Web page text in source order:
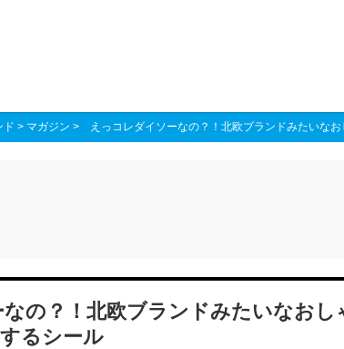
ド > マガジン > えっコレダイソーなの？！北欧ブランドみたいな
なの？！北欧ブランドみたいなお
るシール